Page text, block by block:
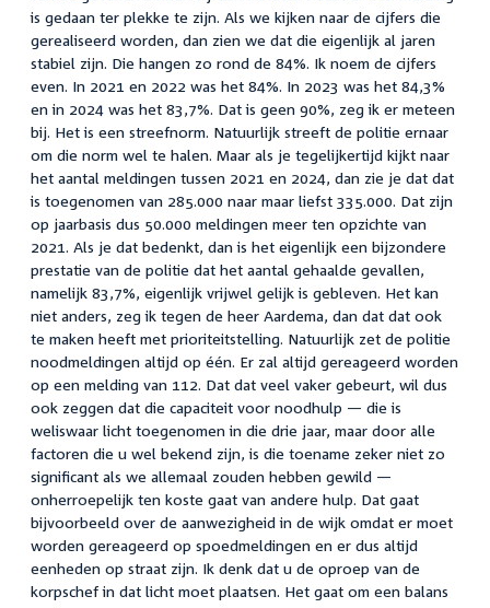
is gedaan ter plekke te zijn. Als we kijken naar de cijfers die
gerealiseerd worden, dan zien we dat die eigenlijk al jaren
stabiel zijn. Die hangen zo rond de 84%. Ik noem de cijfers
even. In 2021 en 2022 was het 84%. In 2023 was het 84,3%
en in 2024 was het 83,7%. Dat is geen 90%, zeg ik er meteen
bij. Het is een streefnorm. Natuurlijk streeft de politie ernaar
om die norm wel te halen. Maar als je tegelijkertijd kijkt naar
het aantal meldingen tussen 2021 en 2024, dan zie je dat dat
is toegenomen van 285.000 naar maar liefst 335.000. Dat zijn
op jaarbasis dus 50.000 meldingen meer ten opzichte van
2021. Als je dat bedenkt, dan is het eigenlijk een bijzondere
prestatie van de politie dat het aantal gehaalde gevallen,
namelijk 83,7%, eigenlijk vrijwel gelijk is gebleven. Het kan
niet anders, zeg ik tegen de heer Aardema, dan dat dat ook
te maken heeft met prioriteitstelling. Natuurlijk zet de politie
noodmeldingen altijd op één. Er zal altijd gereageerd worden
op een melding van 112. Dat dat veel vaker gebeurt, wil dus
ook zeggen dat die capaciteit voor noodhulp — die is
weliswaar licht toegenomen in die drie jaar, maar door alle
factoren die u wel bekend zijn, is die toename zeker niet zo
significant als we allemaal zouden hebben gewild —
onherroepelijk ten koste gaat van andere hulp. Dat gaat
bijvoorbeeld over de aanwezigheid in de wijk omdat er moet
worden gereageerd op spoedmeldingen en er dus altijd
eenheden op straat zijn. Ik denk dat u de oproep van de
korpschef in dat licht moet plaatsen. Het gaat om een balans